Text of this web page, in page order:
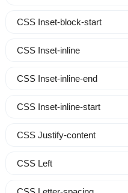
CSS Inset-block-start
CSS Inset-inline
CSS Inset-inline-end
CSS Inset-inline-start
CSS Justify-content
CSS Left